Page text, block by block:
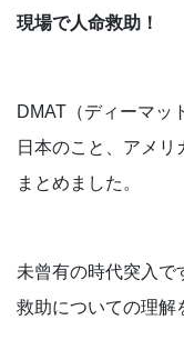
現場で人命救助！
DMAT（ディーマッ
日本のこと、アメリ
まとめました。
未曾有の時代突入で
救助についての理解